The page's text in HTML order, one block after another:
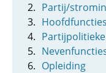
Partij/
Opleiding